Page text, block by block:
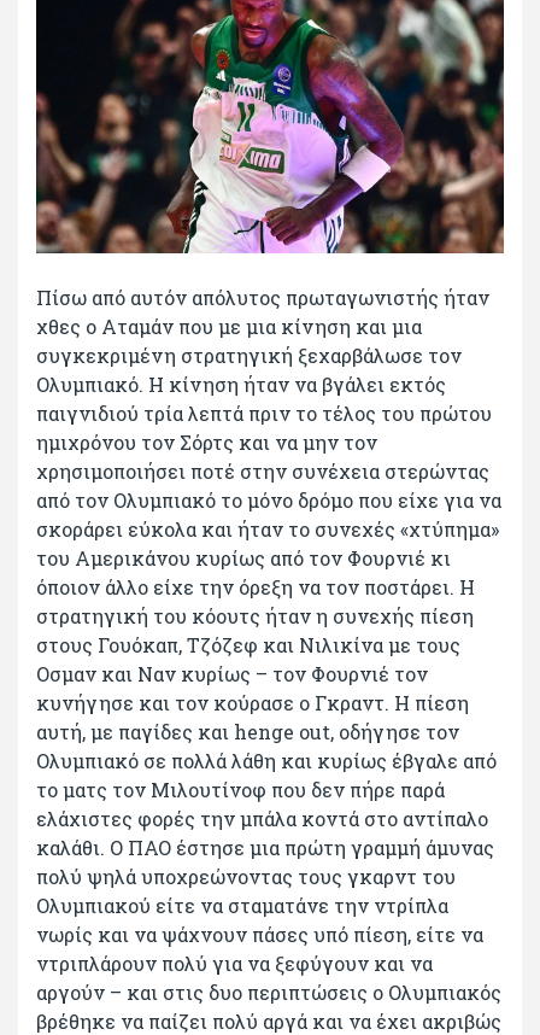
Πίσω από αυτόν απόλυτος πρωταγωνιστής ήταν
χθες ο Αταμάν που με μια κίνηση και μια
συγκεκριμένη στρατηγική ξεχαρβάλωσε τον
Ολυμπιακό. Η κίνηση ήταν να βγάλει εκτός
παιγνιδιού τρία λεπτά πριν το τέλος του πρώτου
ημιχρόνου τον Σόρτς και να μην τον
χρησιμοποιήσει ποτέ στην συνέχεια στερώντας
από τον Ολυμπιακό το μόνο δρόμο που είχε για να
σκοράρει εύκολα και ήταν το συνεχές «χτύπημα»
του Αμερικάνου κυρίως από τον Φουρνιέ κι
όποιον άλλο είχε την όρεξη να τον ποστάρει. Η
στρατηγική του κόουτς ήταν η συνεχής πίεση
στους Γουόκαπ, Τζόζεφ και Νιλικίνα με τους
Οσμαν και Ναν κυρίως – τον Φουρνιέ τον
κυνήγησε και τον κούρασε ο Γκραντ. Η πίεση
αυτή, με παγίδες και henge out, οδήγησε τον
Ολυμπιακό σε πολλά λάθη και κυρίως έβγαλε από
το ματς τον Μιλουτίνοφ που δεν πήρε παρά
ελάχιστες φορές την μπάλα κοντά στο αντίπαλο
καλάθι. Ο ΠΑΟ έστησε μια πρώτη γραμμή άμυνας
πολύ ψηλά υποχρεώνοντας τους γκαρντ του
Ολυμπιακού είτε να σταματάνε την ντρίπλα
νωρίς και να ψάχνουν πάσες υπό πίεση, είτε να
ντριπλάρουν πολύ για να ξεφύγουν και να
αργούν – και στις δυο περιπτώσεις ο Ολυμπιακός
βρέθηκε να παίζει πολύ αργά και να έχει ακριβώς